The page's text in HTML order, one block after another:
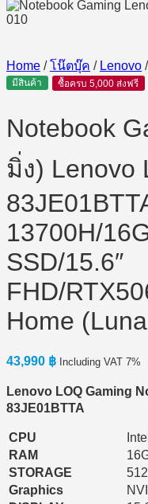
Home / โน๊ตบุ๊ค / Lenovo /
มีสินค้า ซื้อครบ 5,000 ส่งฟรี
Notebook
มิ่ง) Lenovo
13700H/
SSD/15.6″
FHD/
Home
43,990 ฿ Including VAT 7%
Lenovo LOQ Gaming
83JE01BTTA
CPU
RAM
STORAGE
Graphics